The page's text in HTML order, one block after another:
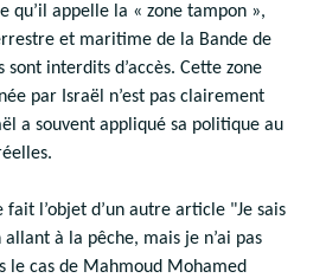
qu’il appelle la « zone tampon »,
et maritime de la Bande de
sont interdits d’accès. Cette zone
par Israël n’est pas clairement
a souvent appliqué sa politique au
fait l’objet d’un autre article "Je sais
à la pêche, mais je n’ai pas
le cas de Mahmoud Mohamed